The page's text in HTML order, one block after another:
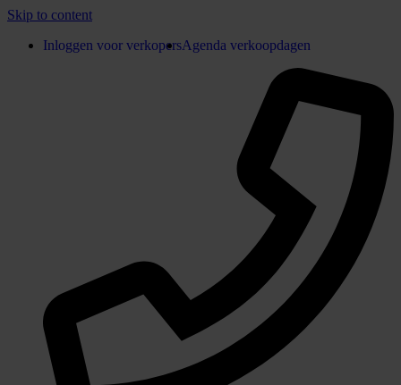
Skip to content
Inloggen voor verkopersAgenda verkoopdagen